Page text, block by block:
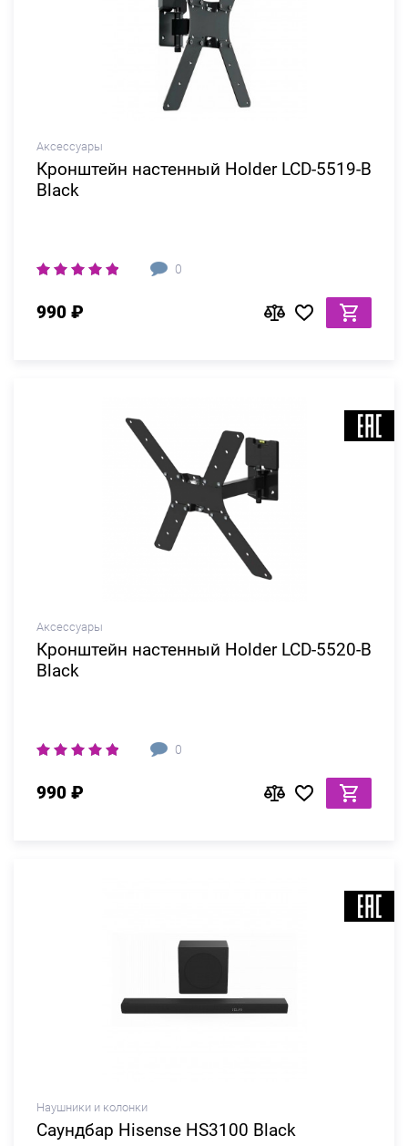
Аксессуары
Кронштейн настенный Holder LCD-5519-B
Black
0
990 ₽
Аксессуары
Кронштейн настенный Holder LCD-5520-B
Black
0
990 ₽
Наушники и колонки
Саундбар Hisense HS3100 Black